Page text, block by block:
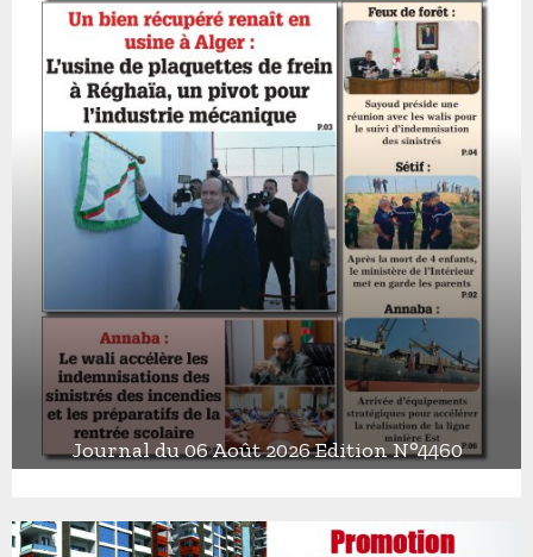
u
Journal du 06 Août 2026 Edition N°4460